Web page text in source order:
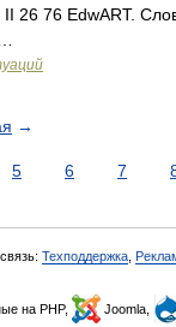
26 76 EdwART.
→
5 6 7
Техподдержка
на PHP, Joomla,